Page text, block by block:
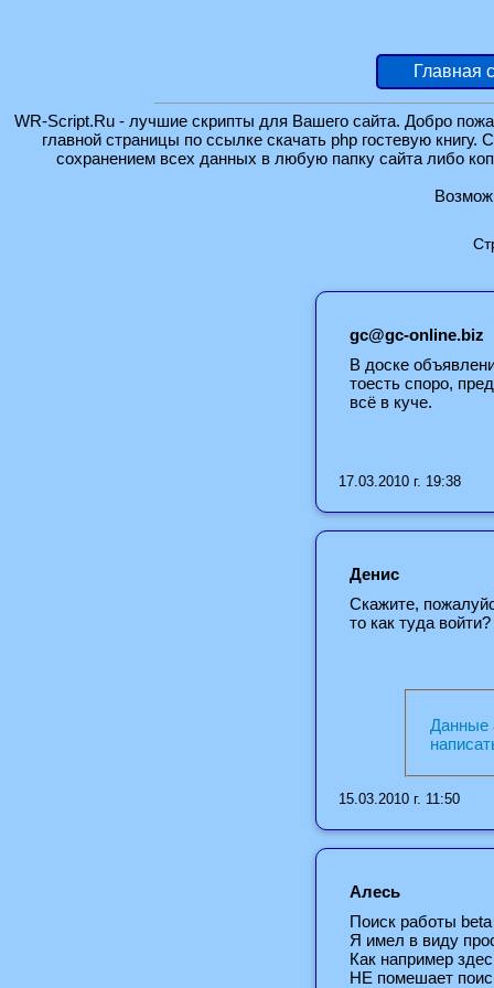
Главная
WR-Script.Ru - лучшие скрипты для Вашего сайта. Добро
главной страницы по ссылке скачать php гостевую
сохранением всех данных в любую папку сайта либо
gc@gc-online.biz
В доске
тоесть споро,
всё в куче.
17.03.2010 г. 19:38
Денис
Скажите,
то как туда войти?
Данные
15.03.2010 г. 11:50
Алесь
Поиск работы beta
Я имел в виду
Как например
НЕ помешает